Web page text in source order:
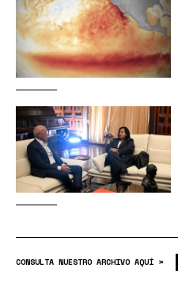
CONSULTA NUESTRO ARCHIVO AQUÍ >